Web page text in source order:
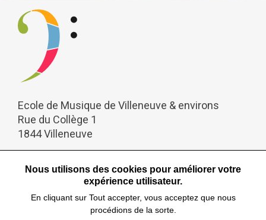
Ecole de Musique de Villeneuve & environs
Rue du Collège 1
1844 Villeneuve
+41 79 513 09 06
info@emve.ch
Nous utilisons des cookies pour améliorer votre
expérience utilisateur.
En cliquant sur Tout accepter, vous acceptez que nous
procédions de la sorte.